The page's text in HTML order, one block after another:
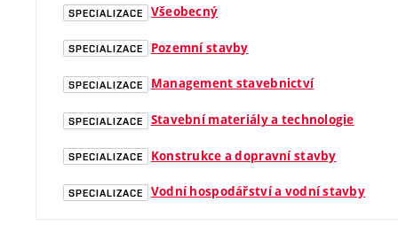
SPECIALIZACE Všeobecný
SPECIALIZACE Pozemní stavby
SPECIALIZACE Management stavebnictví
SPECIALIZACE Stavební materiály a technologie
SPECIALIZACE Konstrukce a dopravní stavby
SPECIALIZACE Vodní hospodářství a vodní stavby